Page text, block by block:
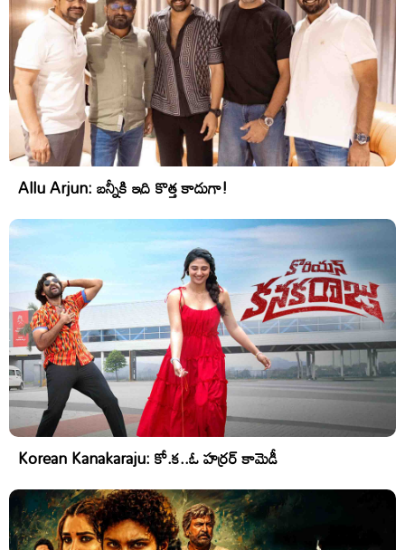
Allu Arjun: బన్నీకి ఇది కొత్త కాదుగా!
Korean Kanakaraju: కో.క..ఓ హర్రర్ కామెడీ